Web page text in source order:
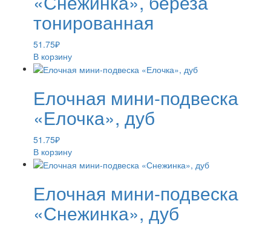
тонированная
51.75₽
В корзину
Елочная мини-подвеска
«Елочка», дуб
51.75₽
В корзину
Елочная мини-подвеска
«Снежинка», дуб